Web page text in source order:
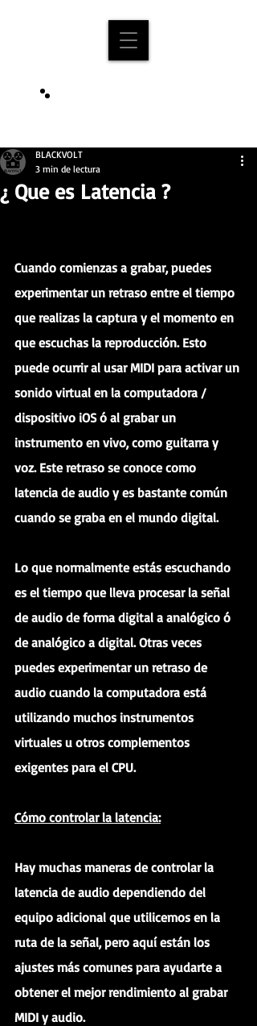
¿ Que es Latencia ?
BLACKVOLT
3 min de lectura
Cuando comienzas a grabar, puedes
experimentar un retraso entre el tiempo
que realizas la captura y el momento en
que escuchas la reproducción. Esto
puede ocurrir al usar MIDI para activar un
sonido virtual en la computadora /
dispositivo iOS ó al grabar un
instrumento en vivo, como guitarra y
voz. Este retraso se conoce como
latencia de audio y es bastante común
cuando se graba en el mundo digital.
Lo que normalmente estás escuchando
es el tiempo que lleva procesar la señal
de audio de forma digital a analógico ó
de analógico a digital. Otras veces
puedes experimentar un retraso de
audio cuando la computadora está
utilizando muchos instrumentos
virtuales u otros complementos
exigentes para el CPU.
Cómo controlar la latencia:
Hay muchas maneras de controlar la
latencia de audio dependiendo del
equipo adicional que utilicemos en la
ruta de la señal, pero aquí están los
ajustes más comunes para ayudarte a
obtener el mejor rendimiento al grabar
MIDI y audio.